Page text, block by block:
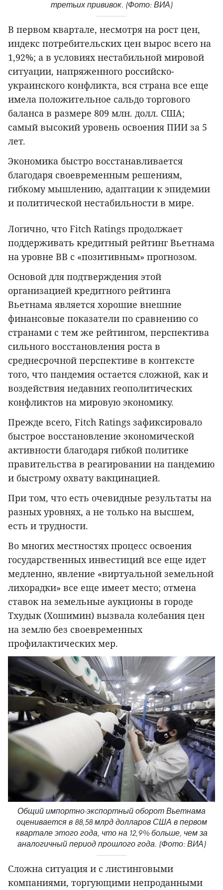
третьих прививок. (Фото: ВИА)
В первом квартале, несмотря на рост цен,
индекс потребительских цен вырос всего на
1,92%; а в условиях нестабильной мировой
ситуации, напряженного российско-
украинского конфликта, вся страна все еще
имела положительное сальдо торгового
баланса в размере 809 млн. долл. США;
самый высокий уровень освоения ПИИ за 5
лет.
Экономика быстро восстанавливается
благодаря своевременным решениям,
гибкому мышлению, адаптации к эпидемии
и политической нестабильности в мире.
Логично, что Fitch Ratings продолжает
поддерживать кредитный рейтинг Вьетнама
на уровне BB с «позитивным» прогнозом.
Основой для подтверждения этой
организацией кредитного рейтинга
Вьетнама является хорошие внешние
финансовые показатели по сравнению со
странами с тем же рейтингом, перспектива
сильного восстановления роста в
среднесрочной перспективе в контексте
того, что пандемия остается сложной, как и
воздействия недавних геополитических
конфликтов на мировую экономику.
Прежде всего, Fitch Ratings зафиксировало
быстрое восстановление экономической
активности благодаря гибкой политике
правительства в реагировании на пандемию
и быстрому охвату вакцинацией.
При том, что есть очевидные результаты на
разных уровнях, а не только на высшем,
есть и трудности.
Во многих местностях процесс освоения
государственных инвестиций все еще идет
медленно, явление «виртуальной земельной
лихорадки» все еще имеет место; отмена
ставок на земельные аукционы в городе
Тхудык (Хошимин) вызвала колебания цен
на землю без своевременных
профилактических мер.
Общий импортно-экспортный оборот Вьетнама
оценивается в 88,58 млрд долларов США в первом
квартале этого года, что на 12,9% больше, чем за
аналогичный период прошлого года. (Фото: ВИА)
Сложна ситуация и с листинговыми
компаниями, торгующими непроданными